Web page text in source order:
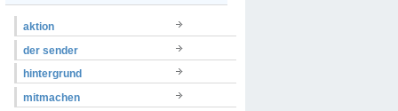
aktion
der sender
hintergrund
mitmachen